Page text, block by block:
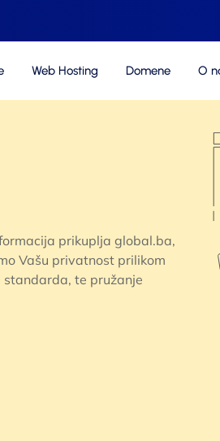
Web Hosting Domene O
prikuplja global.ba,
Vašu privatnost prilikom
standarda, te pružanje